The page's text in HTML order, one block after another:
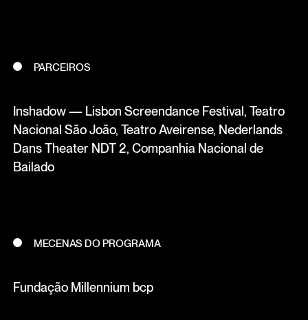
PARCEIROS
Inshadow — Lisbon Screendance Festival, Teatro
Nacional São João, Teatro Aveirense, Nederlands
Dans Theater NDT 2, Companhia Nacional de
Bailado
MECENAS DO PROGRAMA
Fundação Millennium bcp